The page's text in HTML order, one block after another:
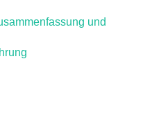
und